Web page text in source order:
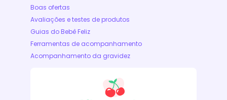
Boas ofertas
Avaliações e testes de produtos
Guias do Bebê Feliz
Ferramentas de acompanhamento
Acompanhamento da gravidez